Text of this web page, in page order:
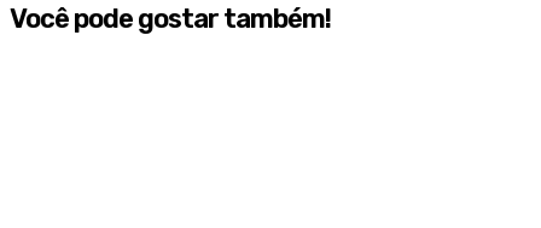
Você pode gostar também!